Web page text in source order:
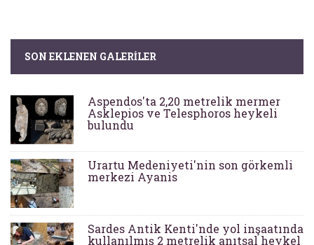
SON EKLENEN GALERILER
Aspendos'ta 2,20 metrelik mermer
Asklepios ve Telesphoros heykeli
bulundu
Urartu Medeniyeti'nin son görkemli
merkezi Ayanis
Sardes Antik Kenti'nde yol inşaatında
kullanılmış 2 metrelik anıtsal heykel